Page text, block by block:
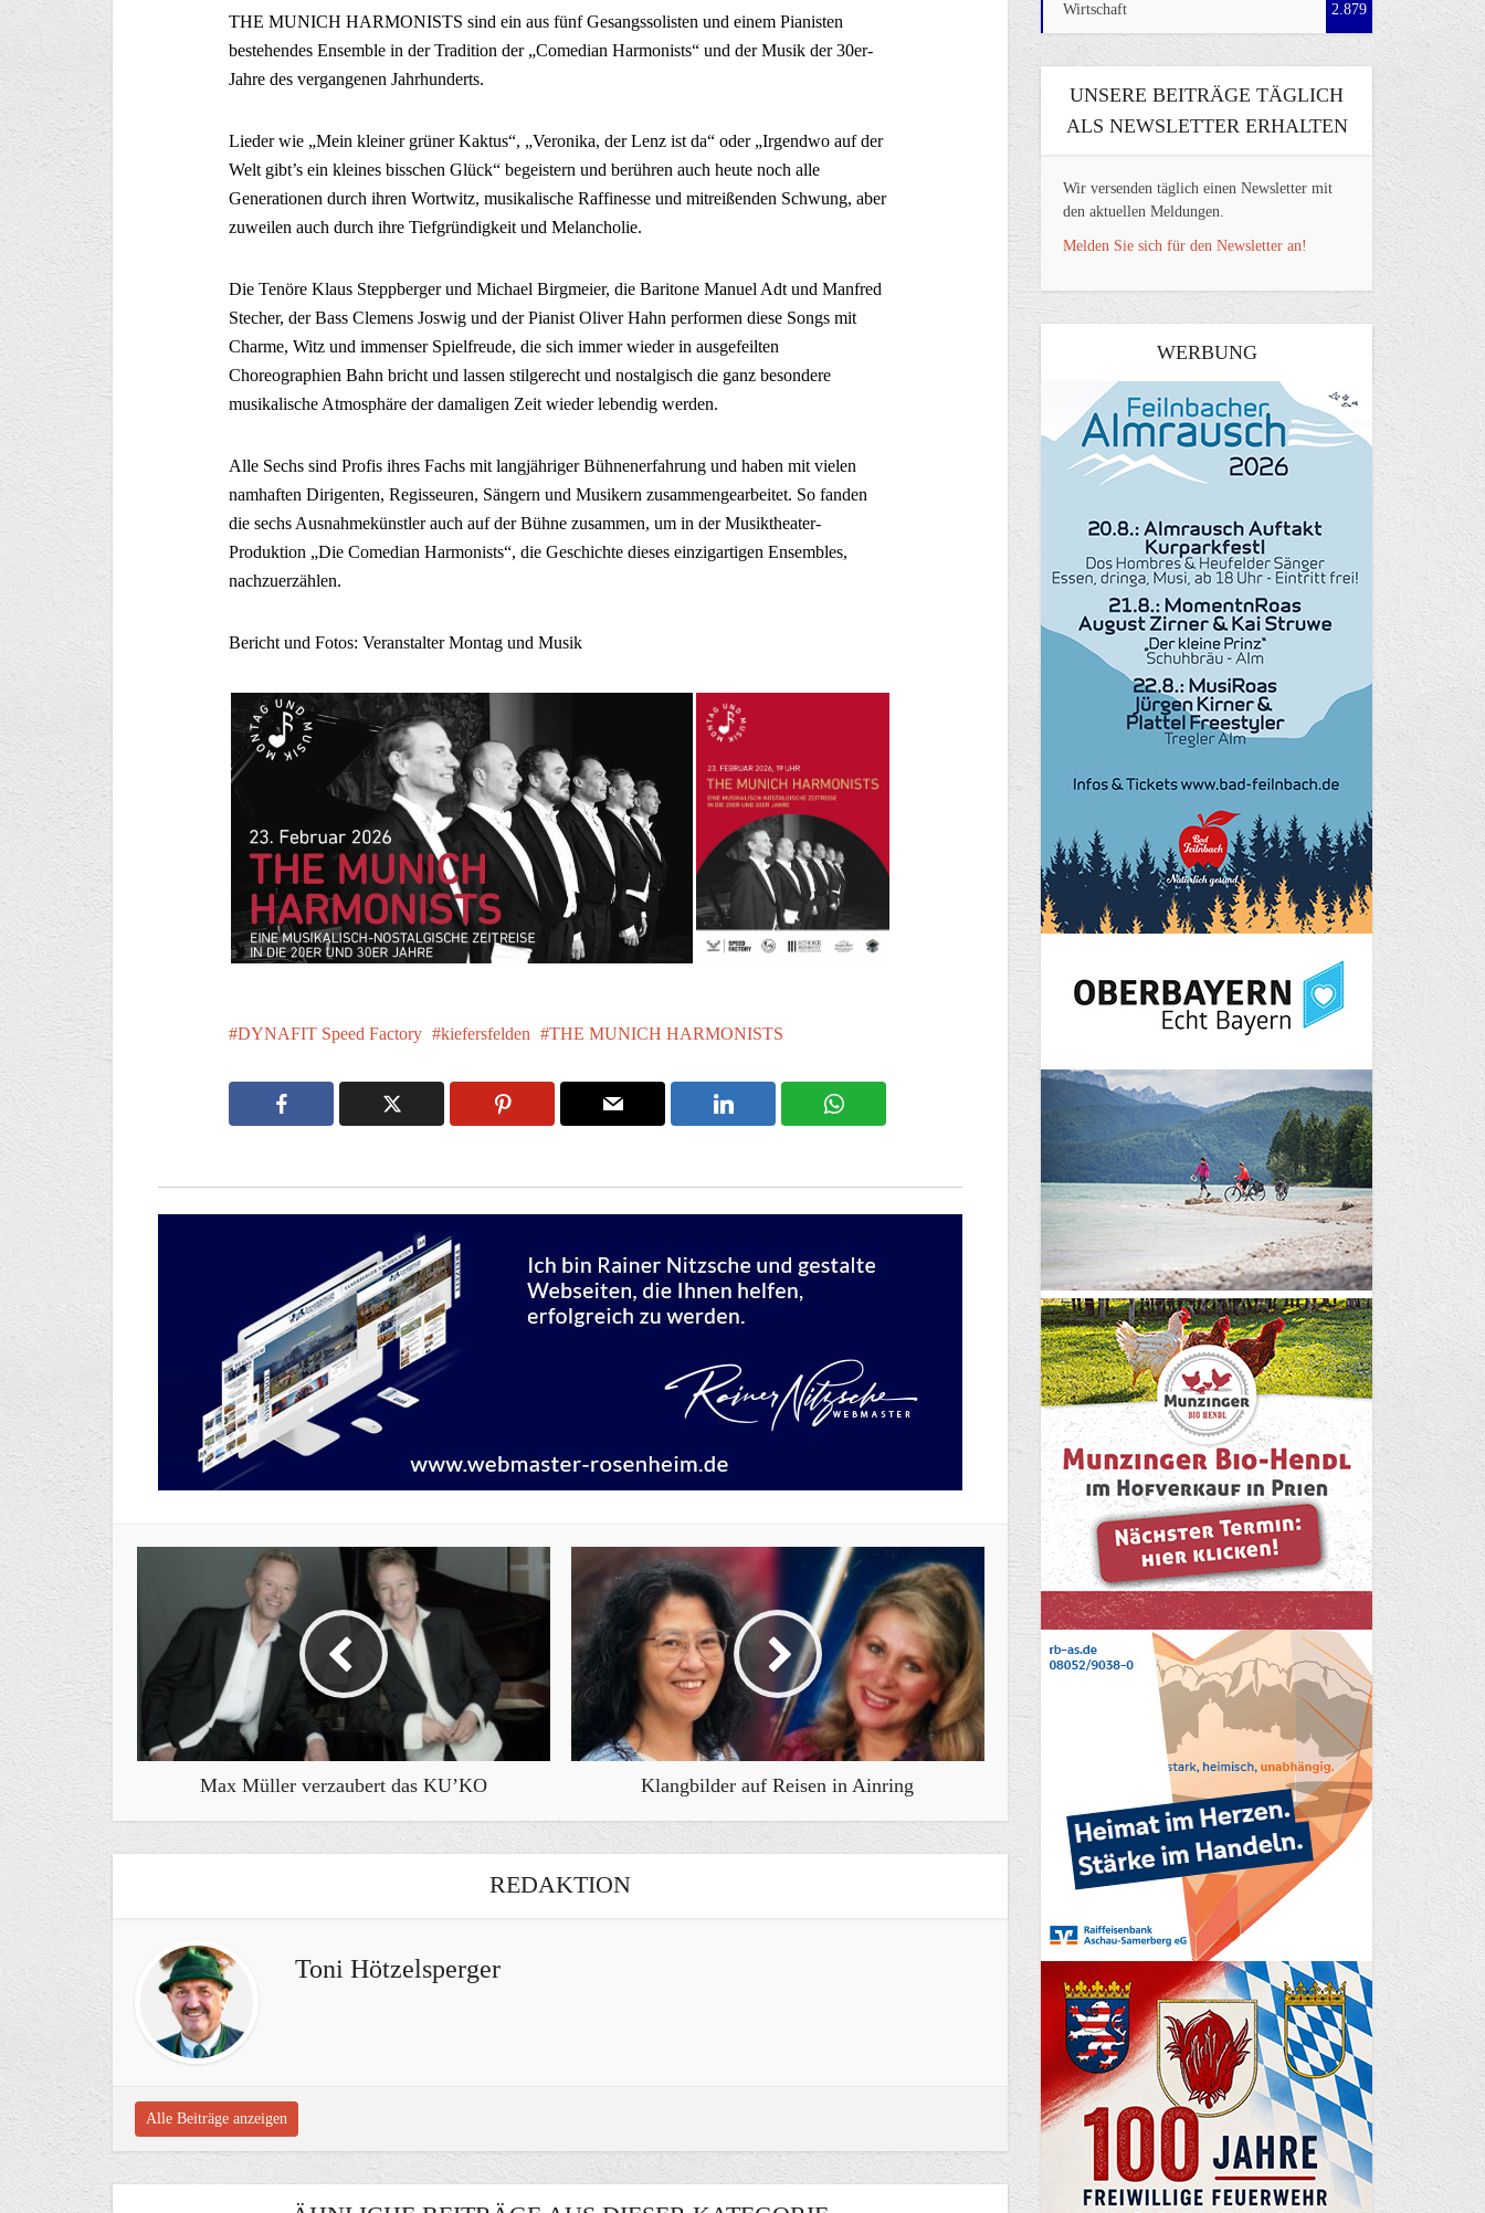
THE MUNICH HARMONISTS sind ein aus fünf Gesangssolisten und einem Pianisten
bestehendes Ensemble in der Tradition der „Comedian Harmonists“ und der Musik der 30er-
Jahre des vergangenen Jahrhunderts.
Lieder wie „Mein kleiner grüner Kaktus“, „Veronika, der Lenz ist da“ oder „Irgendwo auf der
Welt gibt’s ein kleines bisschen Glück“ begeistern und berühren auch heute noch alle
Generationen durch ihren Wortwitz, musikalische Raffinesse und mitreißenden Schwung, aber
zuweilen auch durch ihre Tiefgründigkeit und Melancholie.
Die Tenöre Klaus Steppberger und Michael Birgmeier, die Baritone Manuel Adt und Manfred
Stecher, der Bass Clemens Joswig und der Pianist Oliver Hahn performen diese Songs mit
Charme, Witz und immenser Spielfreude, die sich immer wieder in ausgefeilten
Choreographien Bahn bricht und lassen stilgerecht und nostalgisch die ganz besondere
musikalische Atmosphäre der damaligen Zeit wieder lebendig werden.
Alle Sechs sind Profis ihres Fachs mit langjähriger Bühnenerfahrung und haben mit vielen
namhaften Dirigenten, Regisseuren, Sängern und Musikern zusammengearbeitet. So fanden
die sechs Ausnahmekünstler auch auf der Bühne zusammen, um in der Musiktheater-
Produktion „Die Comedian Harmonists“, die Geschichte dieses einzigartigen Ensembles,
nachzuerzählen.
Bericht und Fotos: Veranstalter Montag und Musik
DYNAFIT Speed Factory kiefersfelden THE MUNICH HARMONISTS
Max Müller verzaubert das KU’KO Klangbilder auf Reisen in Ainring
REDAKTION
Toni Hötzelsperger
Alle Beiträge anzeigen
Wirtschaft 2.879
UNSERE BEITRÄGE TÄGLICH
ALS NEWSLETTER ERHALTEN
Wir versenden täglich einen Newsletter mit
den aktuellen Meldungen.
Melden Sie sich für den Newsletter an!
WERBUNG